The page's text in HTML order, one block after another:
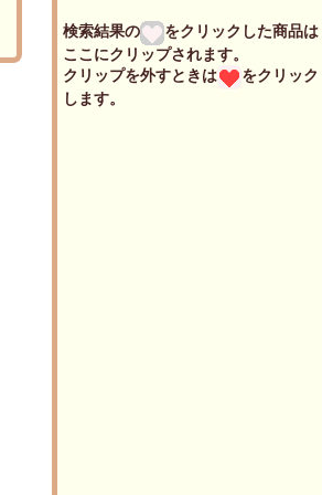
検索結果の
をクリックした商品は
ここにクリップされます。
クリップを外すときは
をクリック
します。